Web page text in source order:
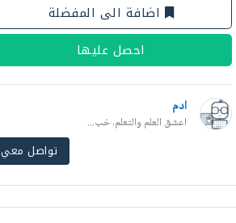
اضافة الى المفضلة
احصل عليها
ادم
اعشق العلم والتعلم, خب...
تواصل معي